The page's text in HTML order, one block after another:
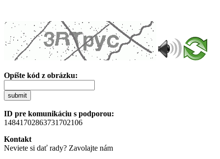
Opíšte kód z obrázku:
submit
ID pre komunikáciu s podporou:
14841702863731702106
Kontakt
Neviete si dať rady? Zavolajte nám